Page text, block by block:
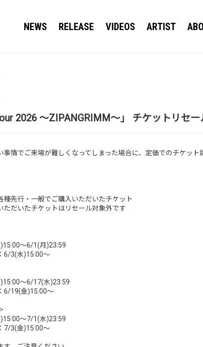
NEWS RELEASE VIDEOS ARTIST
2026 ～ZIPANGRIMM～」 チケットリセ
情でご来場が難しくなってしまった場合に、定価でのチケット
先行・一般でご購入いただいたチケット
だいたチケットはリセール対象外です
～6/1(月)23:59
6/3(水)15:00～
～6/17(水)23:59
6/19(金)15:00～
～7/1(水)23:59
7/3(金)15:00～